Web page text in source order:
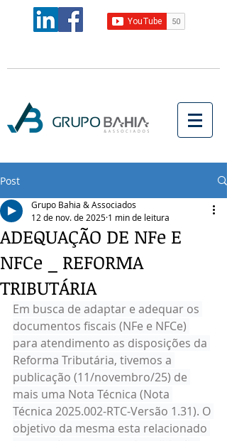
Post
ADEQUAÇÃO DE NFe E
NFCe _ REFORMA
TRIBUTÁRIA
Grupo Bahia & Associados
12 de nov. de 2025 1 min de leitura
Em busca de adaptar e adequar os
documentos fiscais (NFe e NFCe)
para atendimento as disposições da
Reforma Tributária, tivemos a
publicação (11/novembro/25) de
mais uma Nota Técnica (Nota
Técnica 2025.002-RTC-Versão 1.31). O
objetivo da mesma esta relacionado